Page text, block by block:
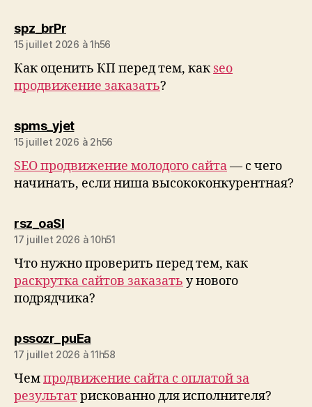
spz_brPrdit :
15 juillet 2026 à 1h56
Как оценить КП перед тем, как seo
продвижение заказать?
spms_yjetdit :
15 juillet 2026 à 2h56
SEO продвижение молодого сайта— с чего
начинать, если ниша высококонкурентная?
rsz_oaSldit :
17 juillet 2026 à 10h51
Что нужно проверить перед тем, как
раскрутка сайтов заказать у нового
подрядчика?
pssozr_puEadit :
17 juillet 2026 à 11h58
Чемпродвижение сайта с оплатой за
результатрискованно для исполнителя?